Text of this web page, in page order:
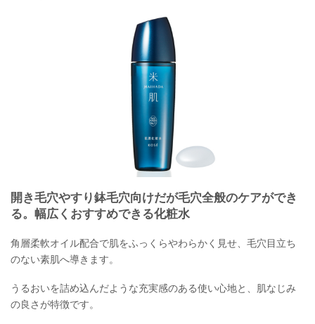
開き毛穴やすり鉢毛穴向けだが毛穴全般のケアができ
る。幅広くおすすめできる化粧水
角層柔軟オイル配合で肌をふっくらやわらかく見せ、毛穴目立ち
のない素肌へ導きます。
うるおいを詰め込んだような充実感のある使い心地と、肌なじみ
の良さが特徴です。